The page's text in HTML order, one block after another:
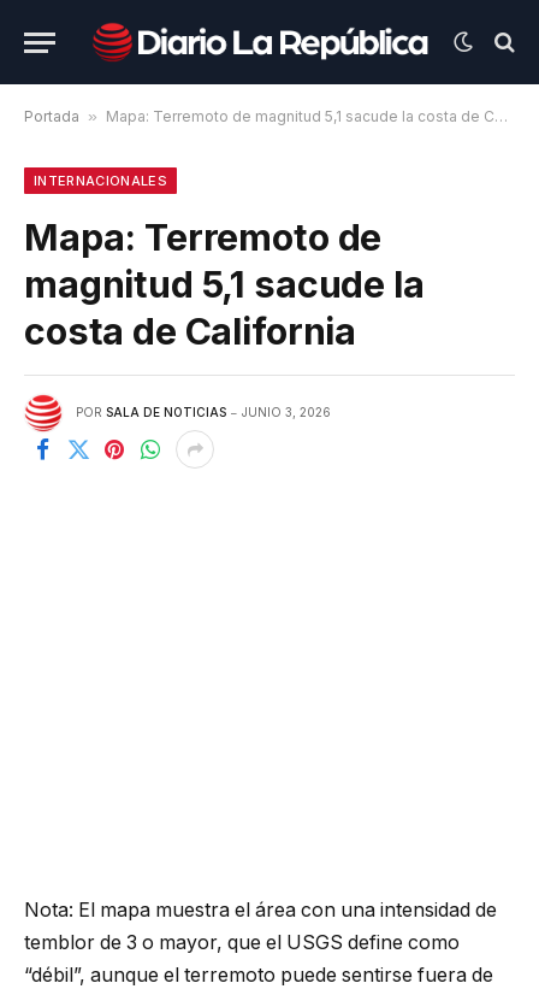
Portada » Mapa: Terremoto de magnitud 5,1 sacude la costa de California
INTERNACIONALES
Mapa: Terremoto de
magnitud 5,1 sacude la
costa de California
POR SALA DE NOTICIAS JUNIO 3, 2026
Nota: El mapa muestra el área con una intensidad de
temblor de 3 o mayor, que el USGS define como
“débil”, aunque el terremoto puede sentirse fuera de